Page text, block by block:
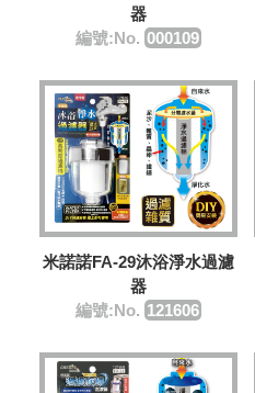
器
編號:No. 000109
米諾諾FA-29沐浴淨水過濾
器
編號:No. 121606